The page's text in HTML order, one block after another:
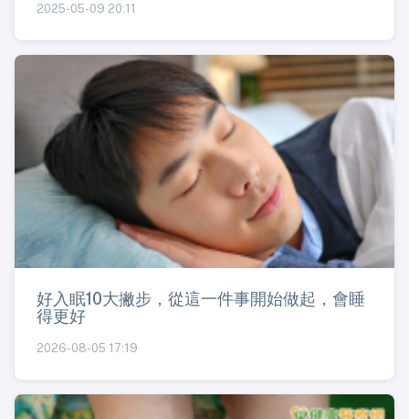
2025-05-09 20:11
好入眠10大撇步，從這一件事開始做起，會睡
得更好
2026-08-05 17:19